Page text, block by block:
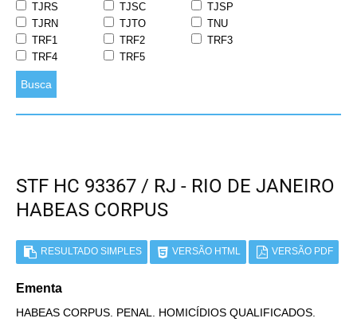
TJRS
TJSC
TJSP
TJRN
TJTO
TNU
TRF1
TRF2
TRF3
TRF4
TRF5
Busca
STF HC 93367 / RJ - RIO DE JANEIRO
HABEAS CORPUS
RESULTADO SIMPLES VERSÃO HTML VERSÃO PDF
Ementa
HABEAS CORPUS. PENAL. HOMICÍDIOS QUALIFICADOS.